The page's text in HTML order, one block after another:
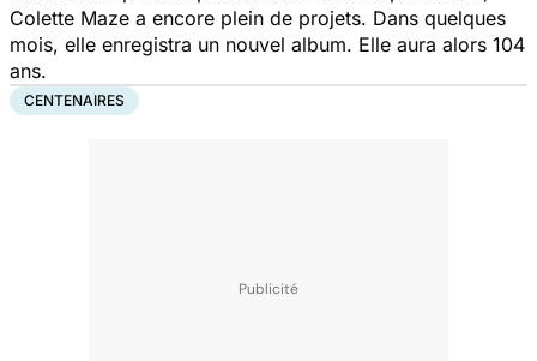
Colette Maze a encore plein de projets. Dans quelques
mois, elle enregistra un nouvel album. Elle aura alors 104
ans.
CENTENAIRES